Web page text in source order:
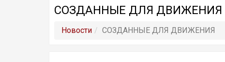
СОЗДАННЫЕ ДЛЯ ДВИЖЕНИЯ
Новости СОЗДАННЫЕ ДЛЯ ДВИЖЕНИЯ